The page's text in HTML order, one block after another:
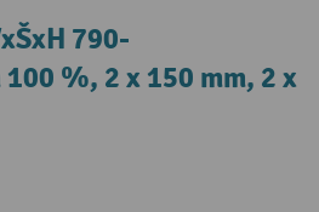
790-
%, 2 x 150 mm, 2 x